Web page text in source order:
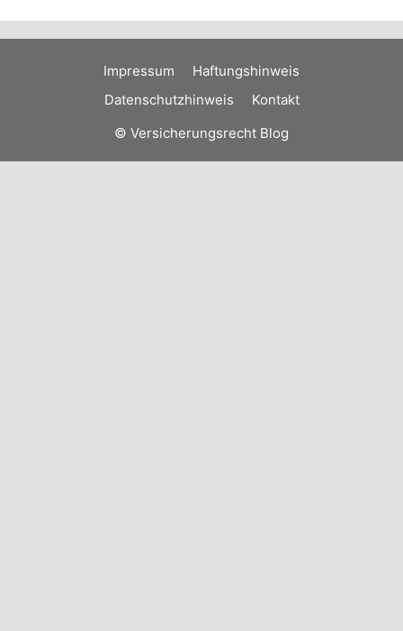
Impressum
Haftungshinweis
Datenschutzhinweis
Kontakt
© Versicherungsrecht Blog